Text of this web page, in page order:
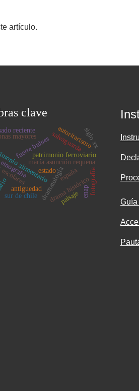
artículo.
clave
escolaresalimentario
patrimonio ferroviario
dramatología
drama histórico
maría asunción requena
fuerte bulnes
mayores salvaguarda
antiguedad
estado
autoritarismo
fotografía
siglo xx
españa
etnografía
paisaje
reciente
enap
sur de chile